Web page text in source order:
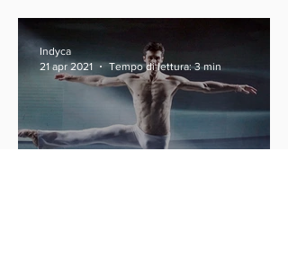
Indyca
21 apr 2021
Tempo di lettura: 3 min